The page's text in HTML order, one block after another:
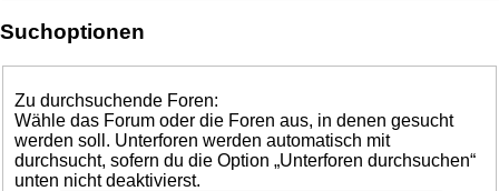
Suchoptionen
Zu durchsuchende Foren:
Wähle das Forum oder die Foren aus, in denen gesucht
werden soll. Unterforen werden automatisch mit
durchsucht, sofern du die Option „Unterforen durchsuchen“
unten nicht deaktivierst.